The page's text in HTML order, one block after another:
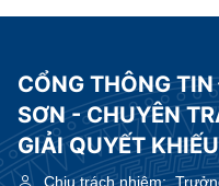
CỔNG THÔNG
SƠN - CHUYÊN
GIẢI QUYẾT
Chịu trách nhiệm: